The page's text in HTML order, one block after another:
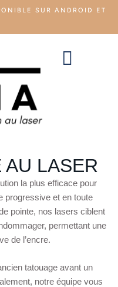
SUR ANDROID ET
AU LASER
la plus efficace pour
progressive et en toute
pointe, nos lasers ciblent
permettant une
de l’encre.
tatouage avant un
notre équipe vous